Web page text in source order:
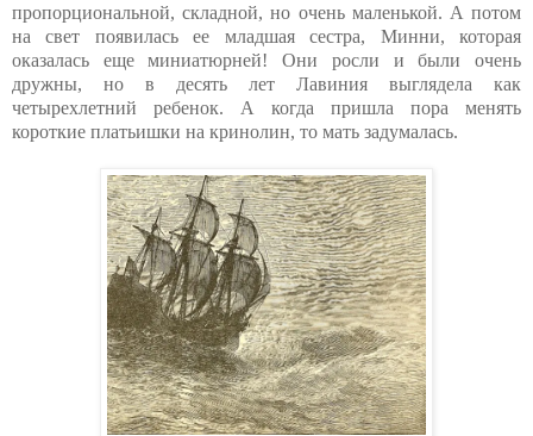
пропорциональной, складной, но очень маленькой. А потом
на свет появилась ее младшая сестра, Минни, которая
оказалась еще миниатюрней! Они росли и были очень
дружны, но в десять лет Лавиния выглядела как
четырехлетний ребенок. А когда пришла пора менять
короткие платьишки на кринолин, то мать задумалась.